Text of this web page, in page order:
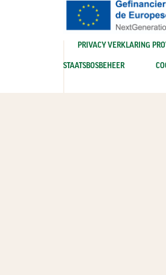
PRIVACY VERKLARING
STAATSBOSBEHEER